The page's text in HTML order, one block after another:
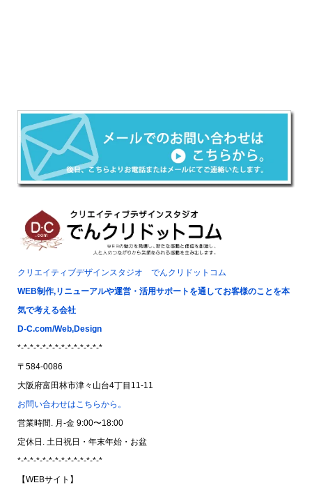
クリエイティブデザインスタジオ でんクリドットコム
WEB制作,リニューアルや運営・活用サポートを通してお客様のことを本
気で考える会社
D-C.com/Web,Design
*-*-*-*-*-*-*-*-*-*-*-*-*-*
〒584-0086
大阪府富田林市津々山台4丁目11-11
お問い合わせはこちらから。
営業時間. 月-金 9:00〜18:00
定休日. 土日祝日・年末年始・お盆
*-*-*-*-*-*-*-*-*-*-*-*-*-*
【WEBサイト】